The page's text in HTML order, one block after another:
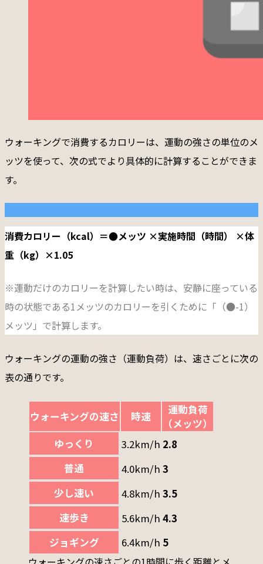
ウォーキングで消費するカロリーは、運動の強さの単位のメ
ッツを使って、次の式でより具体的に計算することができま
す。
消費カロリー（kcal）＝●メッツ ×実施時間（時間） ×体
重（kg）×1.05
※運動だけのカロリーを計算したい時は、安静に座っている
時の状態である1メッツのカロリーを引くために「（●-1）
メッツ」で計算します。
ウォーキングの運動の強さ（運動負荷）は、速さごとに次の
表の通りです。
ウォーキングの速さ 時速
運動負荷
（メッツ）
ゆっくり
3.2km/h 2.8
普通
4.0km/h 3
少し速い
4.8km/h 3.5
速歩き
5.6km/h 4.3
ジョギング
6.4km/h 5